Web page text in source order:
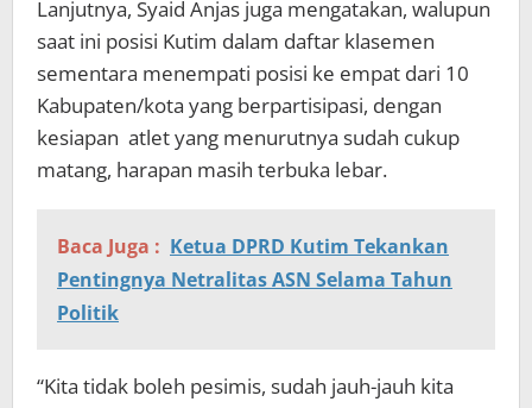
Lanjutnya, Syaid Anjas juga mengatakan, walupun
saat ini posisi Kutim dalam daftar klasemen
sementara menempati posisi ke empat dari 10
Kabupaten/kota yang berpartisipasi, dengan
kesiapan atlet yang menurutnya sudah cukup
matang, harapan masih terbuka lebar.
Baca Juga : Ketua DPRD Kutim Tekankan
Pentingnya Netralitas ASN Selama Tahun
Politik
“Kita tidak boleh pesimis, sudah jauh-jauh kita